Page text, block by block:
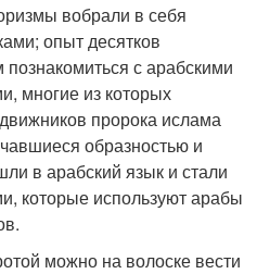
вобрали в себя
опыт десятков
с арабскими
многие из которых
пророка ислама
образностью и
в арабский язык и стали
которые используют арабы
можно на волоске вести